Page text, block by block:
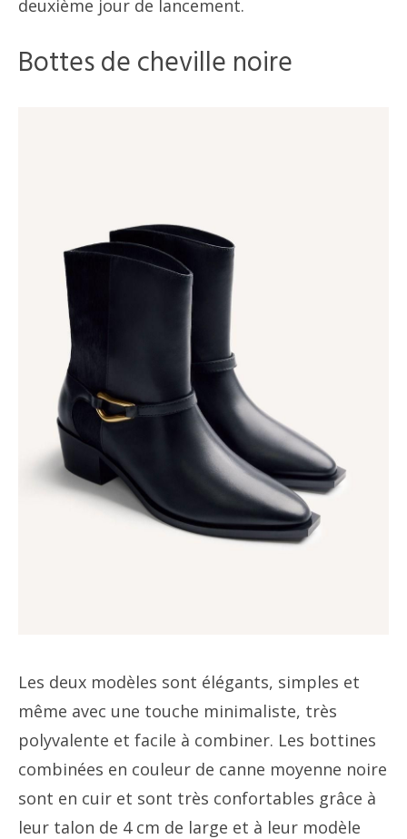
deuxième jour de lancement.
Bottes de cheville noire
Les deux modèles sont élégants, simples et
même avec une touche minimaliste, très
polyvalente et facile à combiner. Les bottines
combinées en couleur de canne moyenne noire
sont en cuir et sont très confortables grâce à
leur talon de 4 cm de large et à leur modèle